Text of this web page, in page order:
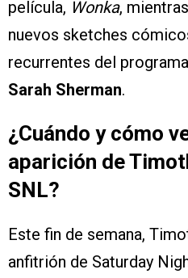
película, Wonka,
nuevos sketches
recurrentes del
Sarah Sherman.
¿Cuándo y cómo
aparición de
SNL?
Este fin de semana,
anfitrión de Saturday